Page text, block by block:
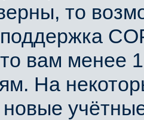
то
вам менее
На